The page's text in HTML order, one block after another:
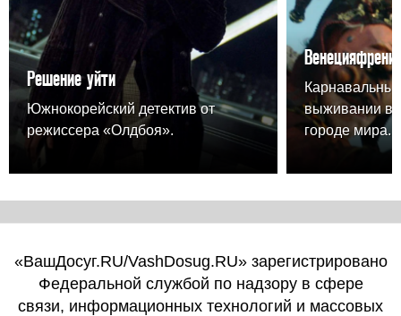
Решение уйти
Южнокорейский детектив от
режиссера «Олдбоя».
выживании в
городе мира.
«ВашДосуг.RU/VashDosug.RU» зарегистрировано
Федеральной службой по надзору в сфере
связи, информационных технологий и массовых